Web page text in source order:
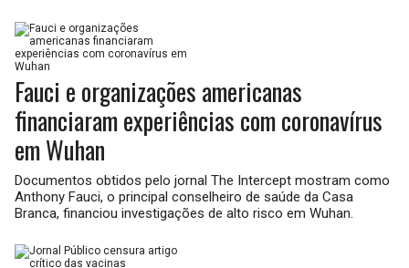
Fauci e organizações americanas
financiaram experiências com coronavírus
em Wuhan
Documentos obtidos pelo jornal The Intercept mostram como
Anthony Fauci, o principal conselheiro de saúde da Casa
Branca, financiou investigações de alto risco em Wuhan.